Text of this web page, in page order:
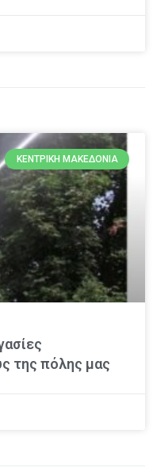
ΚΕΝΤΡΙΚΉ ΜΑΚΕΔΟΝΊΑ
της πόλης μας